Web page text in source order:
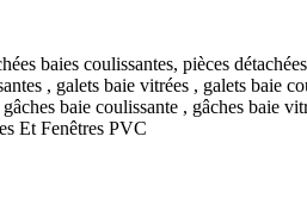
Et Fenêtres PVC